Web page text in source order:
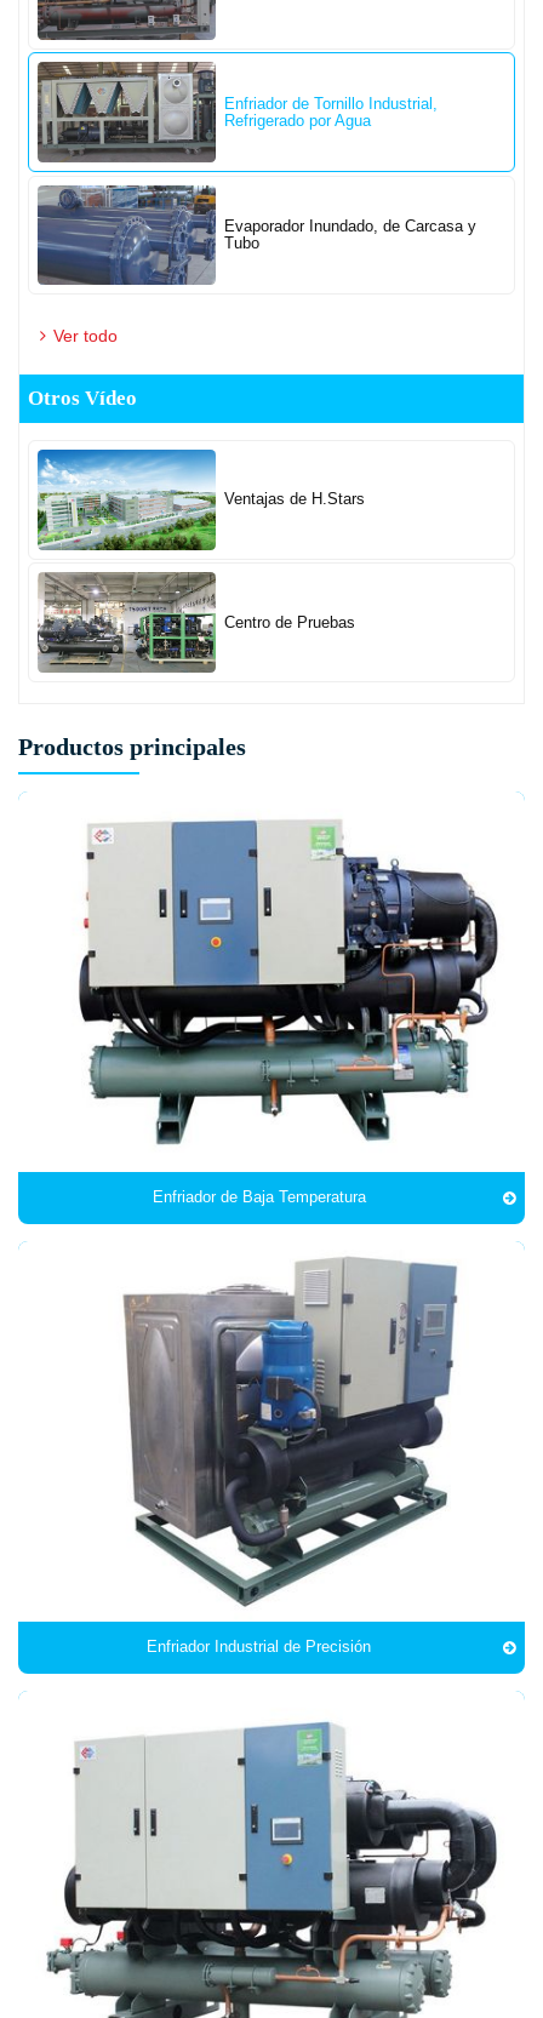
Enfriador de Tornillo Industrial,
Refrigerado por Agua
Evaporador Inundado, de Carcasa y
Tubo
Ver todo
Otros Vídeo
Ventajas de H.Stars
Centro de Pruebas
Productos principales
Enfriador de Baja Temperatura
Enfriador Industrial de Precisión